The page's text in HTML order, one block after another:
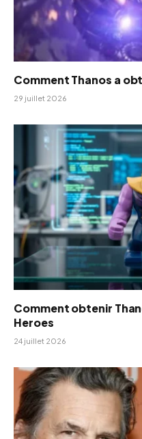
Comment Thanos a
29 juillet 2026
Comment obtenir
Heroes
24 juillet 2026